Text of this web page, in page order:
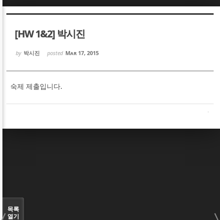
[HW 1&2] 박시진
by 박시진 posted Mar 17, 2015
숙제 제출입니다.
목록
열기
Sketchbook5, 스케치북5
Sketchbook5, 스케치북5
Sketchbook5, 스케치북5
Sketchbook5, 스케치북5